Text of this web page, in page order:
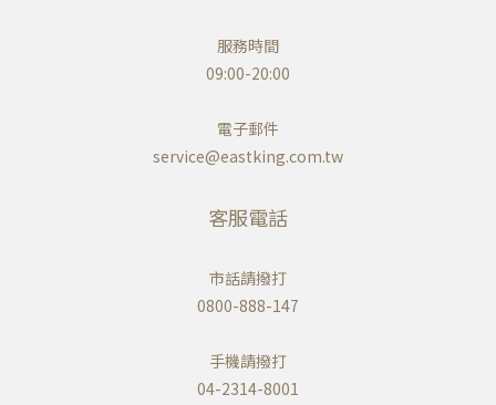
服務時間
09:00-20:00
電子郵件
service@eastking.com.tw
客服電話
市話請撥打
0800-888-147
手機請撥打
04-2314-8001